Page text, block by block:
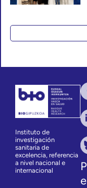
Instituto de
investigación
sanitaria de
excelencia, referencia
a nivel nacional e
internacional